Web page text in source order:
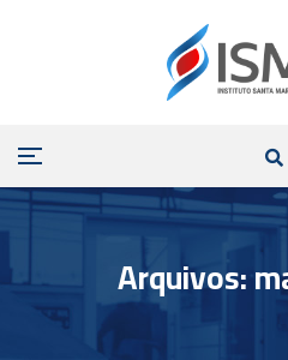
Arquivos: